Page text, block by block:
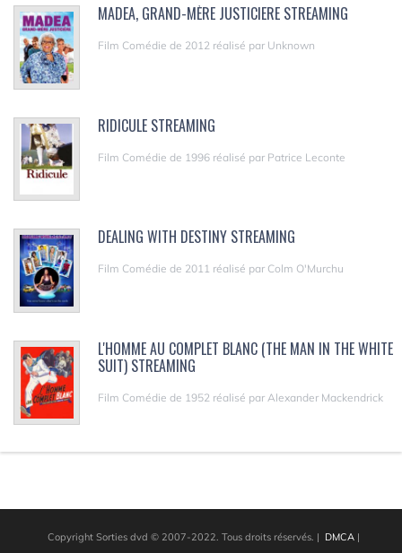
MADEA, GRAND-MÈRE JUSTICIERE STREAMING
Film Comédie de 2012 réalisé par Unknown
RIDICULE STREAMING
Film Comédie de 1996 réalisé par Patrice Leconte
DEALING WITH DESTINY STREAMING
Film Comédie de 2011 réalisé par Colm O'Murchu
L'HOMME AU COMPLET BLANC (THE MAN IN THE WHITE
SUIT) STREAMING
Film Comédie de 1952 réalisé par Alexander Mackendrick
Copyright Sorties dvd © 2007-2022. Tous droits réservés. | DMCA|